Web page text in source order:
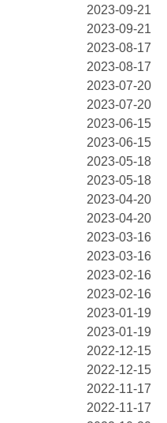
2023-09-21
2023-09-21
2023-08-17
2023-08-17
2023-07-20
2023-07-20
2023-06-15
2023-06-15
2023-05-18
2023-05-18
2023-04-20
2023-04-20
2023-03-16
2023-03-16
2023-02-16
2023-02-16
2023-01-19
2023-01-19
2022-12-15
2022-12-15
2022-11-17
2022-11-17